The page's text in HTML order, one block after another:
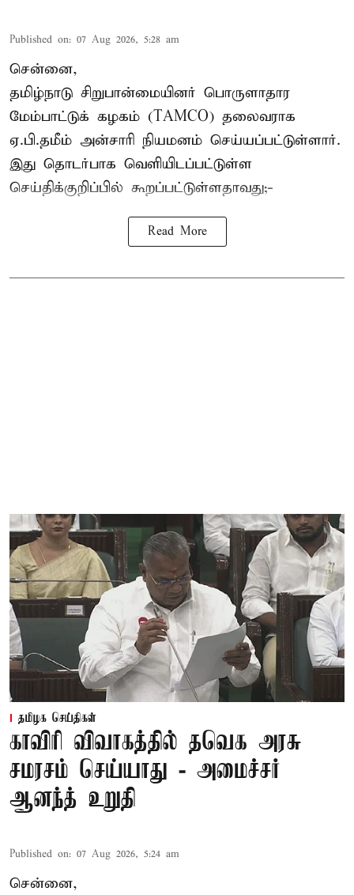
Published on: 07 Aug 2026, 5:28 am
சென்னை,
தமிழ்நாடு சிறுபான்மையினர் பொருளாதார
மேம்பாட்டுக் கழகம் (TAMCO) தலைவராக
ஏ.பி.தமீம் அன்சாரி நியமனம் செய்யப்பட்டுள்ளார்.
இது தொடர்பாக வெளியிடப்பட்டுள்ள
செய்திக்குறிப்பில் கூறப்பட்டுள்ளதாவது;-
Read More
தமிழக செய்திகள்
காவிரி விவாகத்தில் தவெக அரசு
சமரசம் செய்யாது - அமைச்சர்
ஆனந்த் உறுதி
Published on: 07 Aug 2026, 5:24 am
சென்னை,